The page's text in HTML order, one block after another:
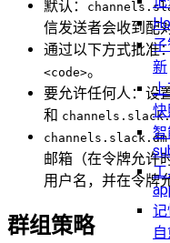
新
默认：
信发送者会收到配
通过以下方式批准
<code>。
要允许任何人：设
和
邮箱（在令牌允许
用户名，并在令牌
群组策略